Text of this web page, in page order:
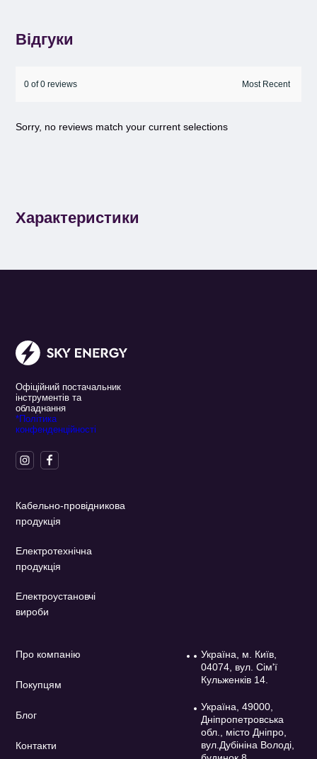
Відгуки
0 of 0 reviews
Sorry, no reviews match your current selections
Характеристики
Офіційний постачальник
інструментів та
обладнання
*Політика
конфенденційності
Кабельно-провідникова
продукція
Електротехнічна
продукція
Електроустановчі
вироби
Про компанію
Покупцям
Блог
Контакти
Україна, м. Київ,
04074, вул. Сім'ї
Кульженків 14.
Україна, 49000,
Дніпропетровська
обл., місто Дніпро,
вул.Дубініна Володі,